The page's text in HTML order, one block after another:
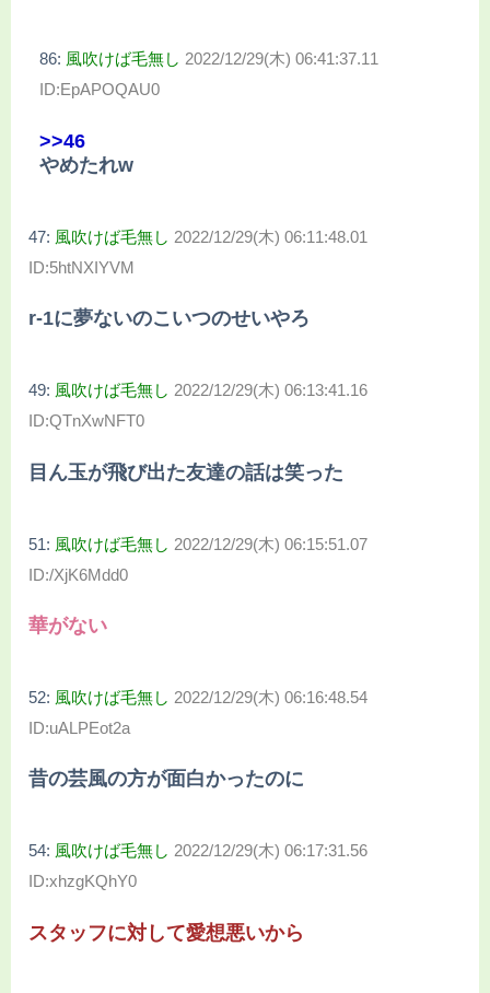
86: 風吹けば毛無し 2022/12/29(木) 06:41:37.11
ID:EpAPOQAU0
>>46
やめたれw
47: 風吹けば毛無し 2022/12/29(木) 06:11:48.01
ID:5htNXIYVM
r-1に夢ないのこいつのせいやろ
49: 風吹けば毛無し 2022/12/29(木) 06:13:41.16
ID:QTnXwNFT0
目ん玉が飛び出た友達の話は笑った
51: 風吹けば毛無し 2022/12/29(木) 06:15:51.07
ID:/XjK6Mdd0
華がない
52: 風吹けば毛無し 2022/12/29(木) 06:16:48.54
ID:uALPEot2a
昔の芸風の方が面白かったのに
54: 風吹けば毛無し 2022/12/29(木) 06:17:31.56
ID:xhzgKQhY0
スタッフに対して愛想悪いから